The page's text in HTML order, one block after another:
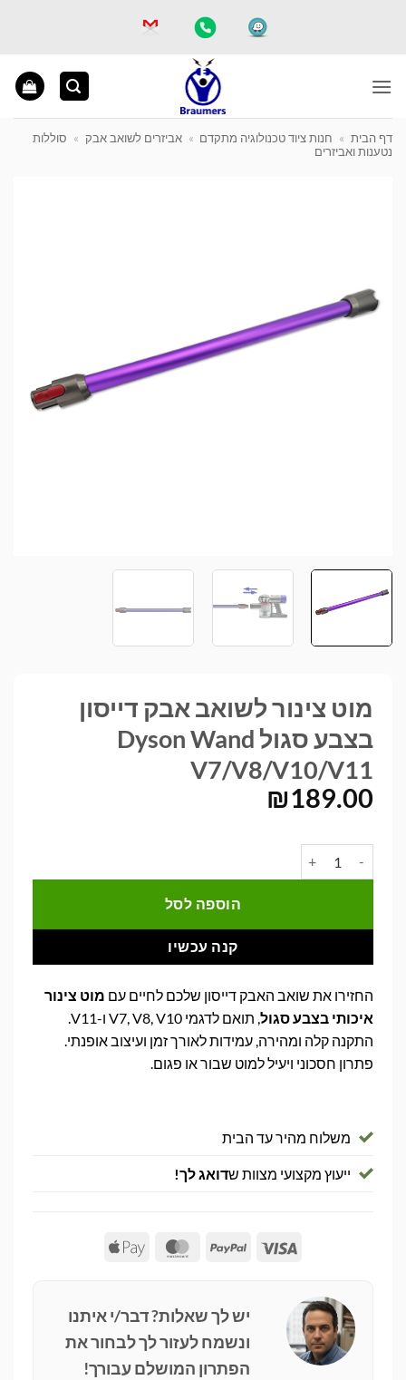
דף הבית » חנות ציוד טכנולוגיה מתקדם » אביזרים לשואב אבק » סוללות
נטענות ואביזרים
מוט צינור לשואב אבק דייסון
בצבע סגול Dyson Wand
V7/V8/V10/V11
₪189.00
הוספה לסל
קנה עכשיו
החזירו את שואב האבק דייסון שלכם לחיים עם מוט צינור
איכותי בצבע סגול
, תואם לדגמי V7, V8, V10 ו-V11.
התקנה קלה ומהירה, עמידות לאורך זמן ועיצוב אופנתי.
פתרון חסכוני ויעיל למוט שבור או פגום.
משלוח מהיר עד הבית
ייעוץ מקצועי מצוות שדואג לך!
Visa
PayPal
MasterCard
Apple
יש לך שאלות? דבר/י איתנו
ונשמח לעזור לך לבחור את
הפתרון המושלם עבורך!